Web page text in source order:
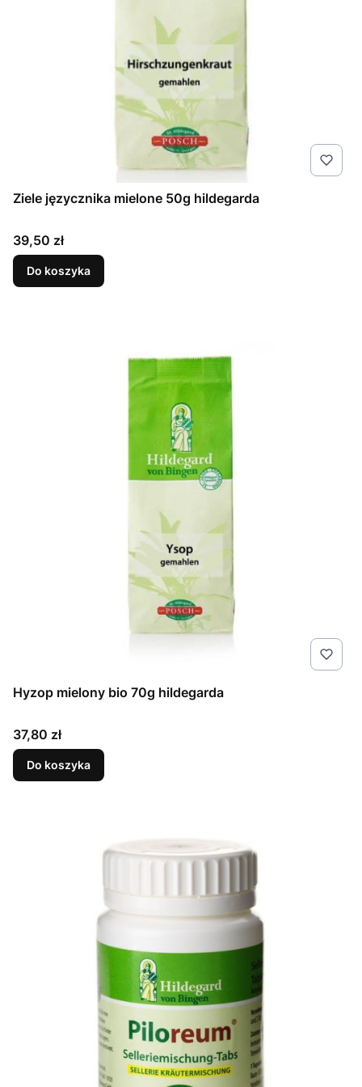
Ziele języcznika mielone 50g hildegarda
Cena
39,50 zł
Do koszyka
Hyzop mielony bio 70g hildegarda
Cena
37,80 zł
Do koszyka